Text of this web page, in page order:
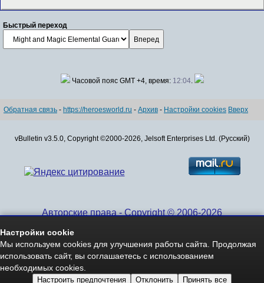
Быстрый переход
Часовой пояс GMT +4, время: 12:04.
Обратная связь - https://heroesworld.ru - Архив - Настройки cookies Вверх
vBulletin v3.5.0, Copyright ©2000-2026, Jelsoft Enterprises Ltd. (Русский)
Авторские права - Copyright © 2006-2026
Настройки cookie
Мы используем cookies для улучшения работы сайта. Продолжая
использовать сайт, вы соглашаетесь с использованием
необходимых cookies.
Настроить предпочтения Отклонить Принять все